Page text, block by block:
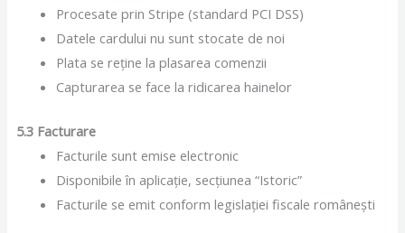
Procesate prin Stripe (standard PCI DSS)
Datele cardului nu sunt stocate de noi
Plata se reține la plasarea comenzii
Capturarea se face la ridicarea hainelor
5.3 Facturare
Facturile sunt emise electronic
Disponibile în aplicație, secțiunea “Istoric”
Facturile se emit conform legislației fiscale românești